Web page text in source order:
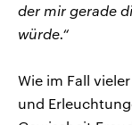
der mir gerade
würde.“
Wie im Fall
und